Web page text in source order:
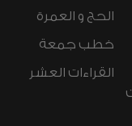
الحج و العمرة
خطب جمعة
القراءات العشر